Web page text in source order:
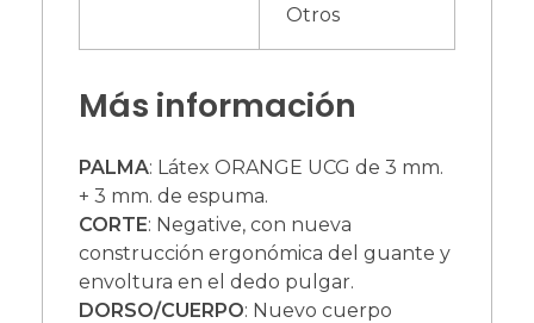
Otros
Más información
PALMA: Látex ORANGE UCG de 3 mm.
+ 3 mm. de espuma.
CORTE: Negative, con nueva
construcción ergonómica del guante y
envoltura en el dedo pulgar.
DORSO/CUERPO: Nuevo cuerpo